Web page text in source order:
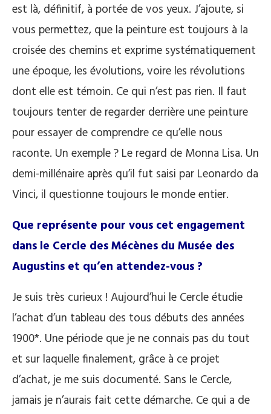
est là, définitif, à portée de vos yeux. J’ajoute, si
vous permettez, que la peinture est toujours à la
croisée des chemins et exprime systématiquement
une époque, les évolutions, voire les révolutions
dont elle est témoin. Ce qui n’est pas rien. Il faut
toujours tenter de regarder derrière une peinture
pour essayer de comprendre ce qu’elle nous
raconte. Un exemple ? Le regard de Monna Lisa. Un
demi-millénaire après qu’il fut saisi par Leonardo da
Vinci, il questionne toujours le monde entier.
Que représente pour vous cet engagement
dans le Cercle des Mécènes du Musée des
Augustins et qu’en attendez-vous ?
Je suis très curieux ! Aujourd’hui le Cercle étudie
l’achat d’un tableau des tous débuts des années
1900*. Une période que je ne connais pas du tout
et sur laquelle finalement, grâce à ce projet
d’achat, je me suis documenté. Sans le Cercle,
jamais je n’aurais fait cette démarche. Ce qui a de